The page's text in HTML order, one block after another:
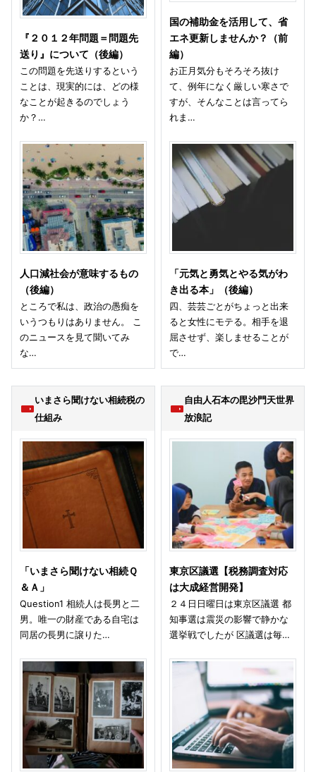
『２０１２年問題＝問題先
送り』について（後編）
この問題を先送りするという
ことは、現実的には、どの様
なことが起きるのでしょう
か？…
人口減社会が意味するもの
（後編）
ところで私は、政治の愚痴を
いうつもりはありません。 こ
のニュースを見て聞いてみ
な…
国の補助金を活用して、省
エネ更新しませんか？（前
編）
お正月気分もそろそろ抜け
て、例年になく厳しい寒さで
すが、そんなことは言ってら
れま…
「元気と勇気とやる気がわ
き出る本」（後編）
四、芸芸ごとがちょっと出来
ると女性にモテる。相手を退
屈させず、楽しませることが
で…
いまさら聞けない相続税の
仕組み
「いまさら聞けない相続Ｑ
＆Ａ」
Question1 相続人は長男と二
男。唯一の財産である自宅は
同居の長男に譲りた…
自由人石本の毘沙門天世界
放浪記
東京区議選【税務調査対応
は大成経営開発】
２４日日曜日は東京区議選 都
知事選は震災の影響で静かな
選挙戦でしたが 区議選は毎…